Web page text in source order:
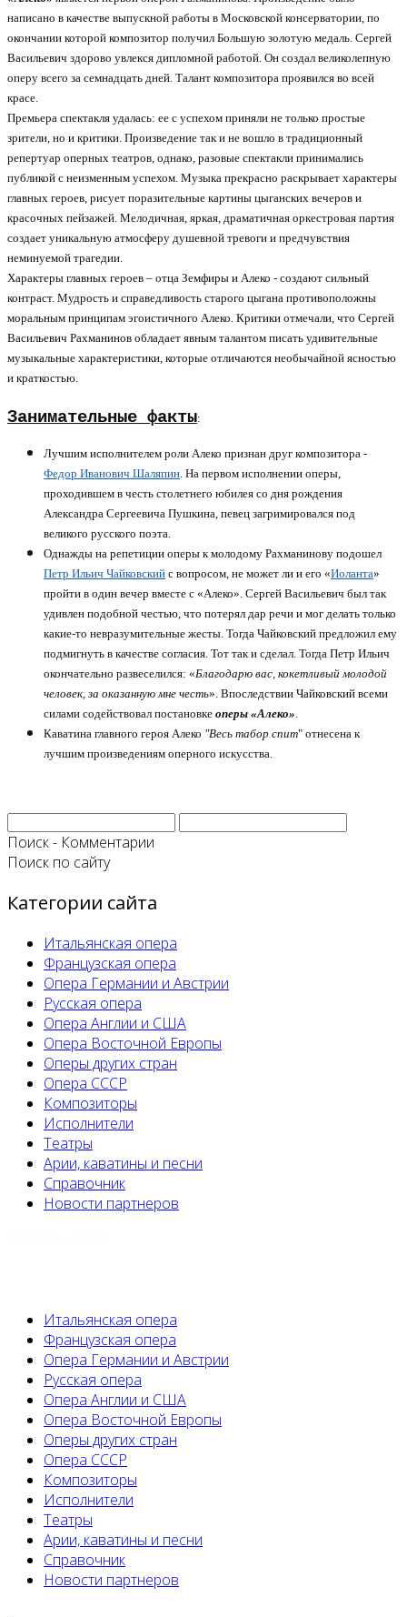
написано в качестве выпускной работы в Московской консерватории, по
окончании которой композитор получил Большую золотую медаль. Сергей
Васильевич здорово увлекся дипломной работой. Он создал великолепную
оперу всего за семнадцать дней. Талант композитора проявился во всей
красе.
Премьера спектакля удалась: ее с успехом приняли не только простые
зрители, но и критики. Произведение так и не вошло в традиционный
репертуар оперных театров, однако, разовые спектакли принимались
публикой с неизменным успехом. Музыка прекрасно раскрывает характеры
главных героев, рисует поразительные картины цыганских вечеров и
красочных пейзажей. Мелодичная, яркая, драматичная оркестровая партия
создает уникальную атмосферу душевной тревоги и предчувствия
неминуемой трагедии.
Характеры главных героев – отца Земфиры и Алеко - создают сильный
контраст. Мудрость и справедливость старого цыгана противоположны
моральным принципам эгоистичного Алеко. Критики отмечали, что Сергей
Васильевич Рахманинов обладает явным талантом писать удивительные
музыкальные характеристики, которые отличаются необычайной ясностью
и краткостью.
Занимательные факты:
Лучшим исполнителем роли Алеко признан друг композитора -
Федор Иванович Шаляпин . На первом исполнении оперы,
проходившем в честь столетнего юбилея со дня рождения
Александра Сергеевича Пушкина, певец загримировался под
великого русского поэта.
Однажды на репетиции оперы к молодому Рахманинову подошел
Петр Ильич Чайковский с вопросом, не может ли и его «Иоланта»
пройти в один вечер вместе с «Алеко». Сергей Васильевич был так
удивлен подобной честью, что потерял дар речи и мог делать только
какие-то невразумительные жесты. Тогда Чайковский предложил ему
подмигнуть в качестве согласия. Тот так и сделал. Тогда Петр Ильич
окончательно развеселился: «Благодарю вас, кокетливый молодой
человек, за оказанную мне честь». Впоследствии Чайковский всеми
силами содействовал постановке оперы «Алеко»
Каватина главного героя Алеко "Весь табор спит" отнесена к
лучшим произведениям оперного искусства.
Поиск - Комментарии
Поиск по сайту
Категории сайта
Итальянская опера
Французская опера
Опера Германии и Австрии
Русская опера
Опера Англии и США
Опера Восточной Европы
Оперы других стран
Опера СССР
Композиторы
Исполнители
Театры
Арии, каватины и песни
Справочник
Новости партнеров
Итальянская опера
Французская опера
Опера Германии и Австрии
Русская опера
Опера Англии и США
Опера Восточной Европы
Оперы других стран
Опера СССР
Композиторы
Исполнители
Театры
Арии, каватины и песни
Справочник
Новости партнеров